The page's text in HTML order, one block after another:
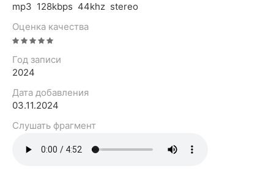
mp3 128kbps 44khz stereo
Оценка качества
Год записи
2024
Дата добавления
03.11.2024
Слушать фрагмент